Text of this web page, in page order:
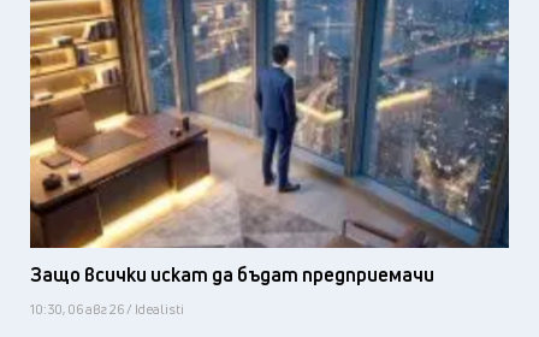
Защо всички искат да бъдат предприемачи
10:30, 06 авг 26 / Idealisti